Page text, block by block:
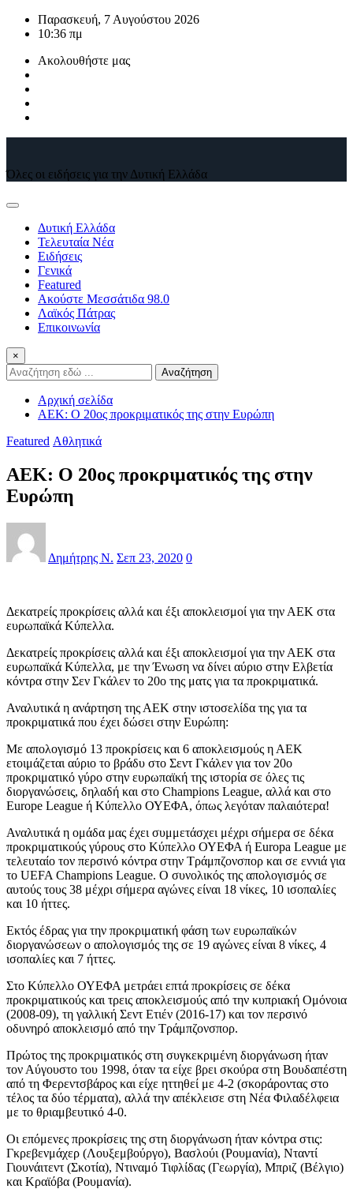
ΜετάβασηΠαρασκευή, 7 Αυγούστου 2026
10:36 πμ
Ακολουθήστε μας
Όλες οι ειδήσεις για την Δυτική Ελλάδα
Δυτική Ελλάδα
Τελευταία Νέα
Ειδήσεις
Γενικά
Featured
Ακούστε Μεσσάτιδα 98.0
Λαϊκός Πάτρας
Επικοινωνία
×
Αναζήτηση
Αρχική σελίδα
ΑΕΚ: Ο 20ος προκριματικός της στην Ευρώπη
Featured Αθλητικά
ΑΕΚ: Ο 20ος προκριματικός της στην
Ευρώπη
Δημήτρης Ν. Σεπ 23, 2020 0
Δεκατρείς προκρίσεις αλλά και έξι αποκλεισμοί για την ΑΕΚ στα
ευρωπαϊκά Κύπελλα.
Δεκατρείς προκρίσεις αλλά και έξι αποκλεισμοί για την ΑΕΚ στα
ευρωπαϊκά Κύπελλα, με την Ένωση να δίνει αύριο στην Ελβετία
κόντρα στην Σεν Γκάλεν το 20ο της ματς για τα προκριματικά.
Αναλυτικά η ανάρτηση της ΑΕΚ στην ιστοσελίδα της για τα
προκριματικά που έχει δώσει στην Ευρώπη:
Με απολογισμό 13 προκρίσεις και 6 αποκλεισμούς η ΑΕΚ
ετοιμάζεται αύριο το βράδυ στο Σεντ Γκάλεν για τον 20ο
προκριματικό γύρο στην ευρωπαϊκή της ιστορία σε όλες τις
διοργανώσεις, δηλαδή και στο Champions League, αλλά και στο
Europe League ή Κύπελλο ΟΥΕΦΑ, όπως λεγόταν παλαιότερα!
Αναλυτικά η ομάδα μας έχει συμμετάσχει μέχρι σήμερα σε δέκα
προκριματικούς γύρους στο Κύπελλο ΟΥΕΦΑ ή Europa League με
τελευταίο τον περσινό κόντρα στην Τράμπζονσπορ και σε εννιά για
το UEFA Champions League. Ο συνολικός της απολογισμός σε
αυτούς τους 38 μέχρι σήμερα αγώνες είναι 18 νίκες, 10 ισοπαλίες
και 10 ήττες.
Εκτός έδρας για την προκριματική φάση των ευρωπαϊκών
διοργανώσεων ο απολογισμός της σε 19 αγώνες είναι 8 νίκες, 4
ισοπαλίες και 7 ήττες.
Στο Κύπελλο ΟΥΕΦΑ μετράει επτά προκρίσεις σε δέκα
προκριματικούς και τρεις αποκλεισμούς από την κυπριακή Ομόνοια
(2008-09), τη γαλλική Σεντ Ετιέν (2016-17) και τον περσινό
οδυνηρό αποκλεισμό από την Τράμπζονσπορ.
Πρώτος της προκριματικός στη συγκεκριμένη διοργάνωση ήταν
τον Αύγουστο του 1998, όταν τα είχε βρει σκούρα στη Βουδαπέστη
από τη Φερεντσβάρος και είχε ηττηθεί με 4-2 (σκοράροντας στο
τέλος τα δύο τέρματα), αλλά την απέκλεισε στη Νέα Φιλαδέλφεια
με το θριαμβευτικό 4-0.
Οι επόμενες προκρίσεις της στη διοργάνωση ήταν κόντρα στις:
Γκρεβενμάχερ (Λουξεμβούργο), Βασλούι (Ρουμανία), Νταντί
Γιουνάιτεντ (Σκοτία), Ντιναμό Τιφλίδας (Γεωργία), Μπριζ (Βέλγιο)
και Κραϊόβα (Ρουμανία).